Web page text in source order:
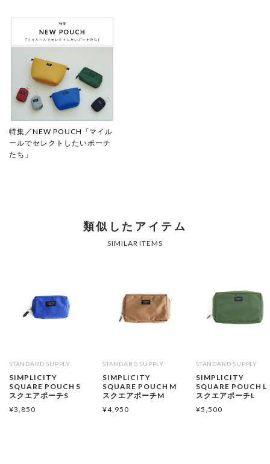
特集／NEW POUCH「マイル
ールでセレクトしたいポーチ
たち」
類似したアイテム
SIMILAR ITEMS
STANDARD SUPPLY
SIMPLICITY
SQUARE POUCH S
スクエアポーチS
¥3,850
STANDARD SUPPLY
SIMPLICITY
SQUARE POUCH M
スクエアポーチM
¥4,950
STANDARD SUPPLY
SIMPLICITY
SQUARE POUCH L
スクエアポーチL
¥5,500